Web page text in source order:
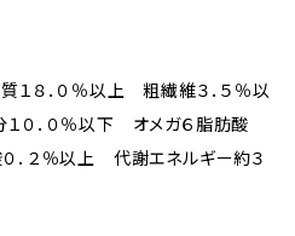
１８．０％以上 粗繊維３．５％以
０．０％以下 オメガ６脂肪酸
．２％以上 代謝エネルギー約３